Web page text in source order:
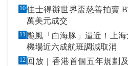
10佳士得辦世界盃慈善拍賣 BTS成員Jimin表演上衣11
萬美元成交
11 颱風「白海豚」逼近！上
機場近六成航班調減取消
12 回放｜香港首個五年規劃